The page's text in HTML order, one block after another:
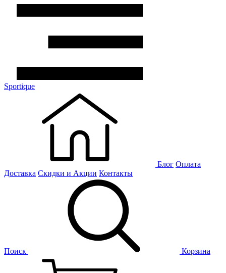
Sportique
Блог Оплата
Доставка Скидки и Акции Контакты
Поиск Корзина